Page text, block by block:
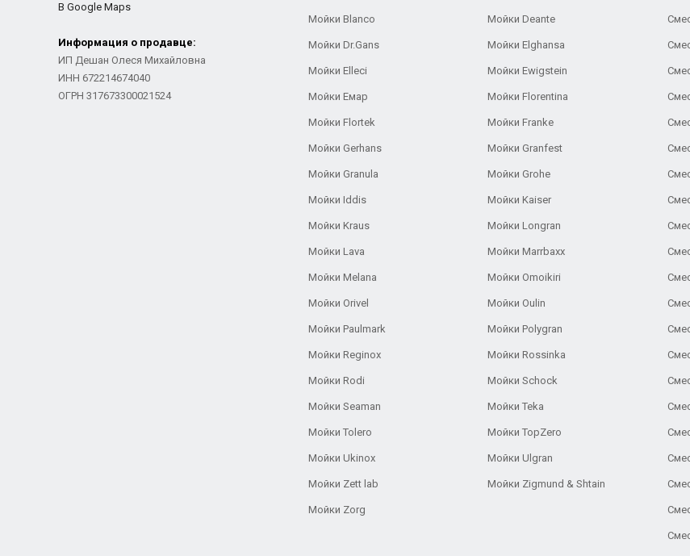
В Google Maps
Информация о продавце:
ИП Дешан Олеся Михайловна
ИНН 672214674040
ОГРН 317673300021524
Мойки Blanco Мойки Deante
Мойки Dr.Gans Мойки Elghansa
Мойки Elleci Мойки Ewigstein
Мойки Емар Мойки Florentina
Мойки Flortek Мойки Franke
Мойки Gerhans Мойки Granfest
Мойки Granula Мойки Grohe
Мойки Iddis Мойки Kaiser
Мойки Kraus Мойки Longran
Мойки Lava Мойки Marrbaxx
Мойки Melana Мойки Omoikiri
Мойки Orivel Мойки Oulin
Мойки Paulmark Мойки Polygran
Мойки Reginox Мойки Rossinka
Мойки Rodi Мойки Schock
Мойки Seaman Мойки Teka
Мойки Tolero Мойки TopZero
Мойки Ukinox Мойки Ulgran
Мойки Zett lab Мойки Zigmund & Shtain
Мойки Zorg